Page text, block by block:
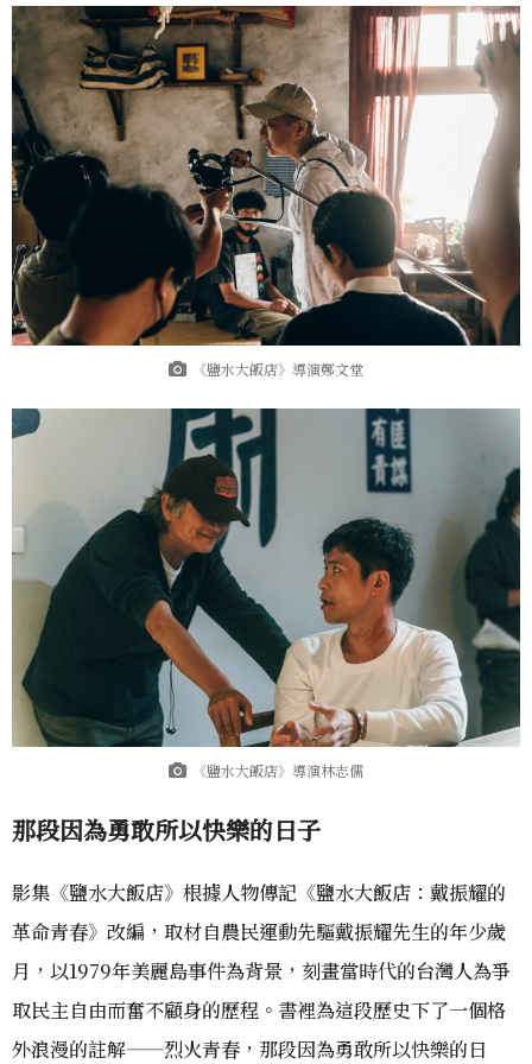
《鹽水大飯店》導演鄭文堂
《鹽水大飯店》導演林志儒
那段因為勇敢所以快樂的日子
影集《鹽水大飯店》根據人物傳記《鹽水大飯店：戴振耀的
革命青春》改編，取材自農民運動先驅戴振耀先生的年少歲
月，以1979年美麗島事件為背景，刻畫當時代的台灣人為爭
取民主自由而奮不顧身的歷程。書裡為這段歷史下了一個格
外浪漫的註解——烈火青春，那段因為勇敢所以快樂的日